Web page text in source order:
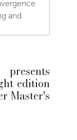
edition
Master's